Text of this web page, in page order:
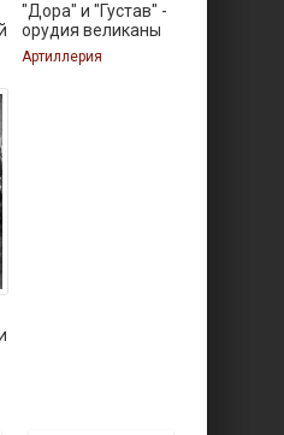
"Дора" и "Густав" -
орудия великаны
Артиллерия